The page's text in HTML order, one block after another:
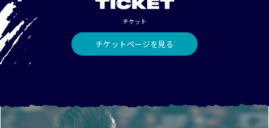
TICKET
チケット
チケットページを見る